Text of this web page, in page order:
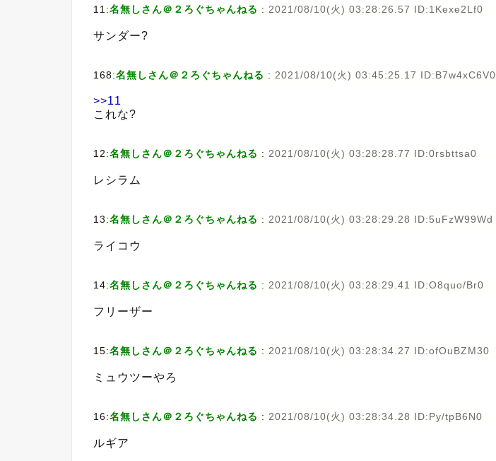
11:名無しさん＠２ろぐちゃんねる : 2021/08/10(火) 03:28:26.57 ID:1Kexe2Lf0
サンダー?
168:名無しさん＠２ろぐちゃんねる : 2021/08/10(火) 03:45:25.17 ID:B7w4xC6V0
>>11
これな?
12:名無しさん＠２ろぐちゃんねる : 2021/08/10(火) 03:28:28.77 ID:0rsbttsa0
レシラム
13:名無しさん＠２ろぐちゃんねる : 2021/08/10(火) 03:28:29.28 ID:5uFzW99Wd
ライコウ
14:名無しさん＠２ろぐちゃんねる : 2021/08/10(火) 03:28:29.41 ID:O8quo/Br0
フリーザー
15:名無しさん＠２ろぐちゃんねる : 2021/08/10(火) 03:28:34.27 ID:ofOuBZM30
ミュウツーやろ
16:名無しさん＠２ろぐちゃんねる : 2021/08/10(火) 03:28:34.28 ID:Py/tpB6N0
ルギア